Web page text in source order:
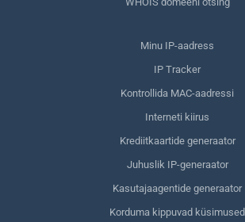
Minu IP-aadress
IP Tracker
Kontrollida MAC-aadressi
Interneti kiirus
Krediitkaartide generaator
Juhuslik IP-generaator
Kasutajaagentide generaator
Korduma kippuvad küsimused